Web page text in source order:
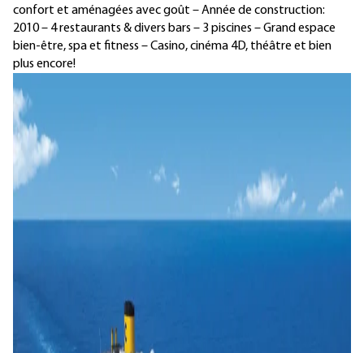
confort et aménagées avec goût – Année de construction:
2010 – 4 restaurants & divers bars – 3 piscines – Grand espace
bien-être, spa et fitness – Casino, cinéma 4D, théâtre et bien
plus encore!